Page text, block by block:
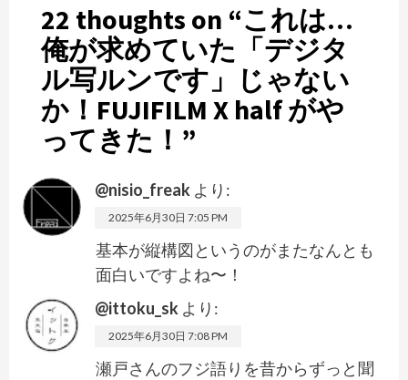
22 thoughts on “これは…
俺が求めていた「デジタ
ル写ルンです」じゃない
か！FUJIFILM X half がや
ってきた！ ”
@nisio_freak より:
2025年6月30日 7:05 PM
基本が縦構図というのがまたなんとも
面白いですよね〜！
@ittoku_sk より:
2025年6月30日 7:08 PM
瀬戸さんのフジ語りを昔からずっと聞